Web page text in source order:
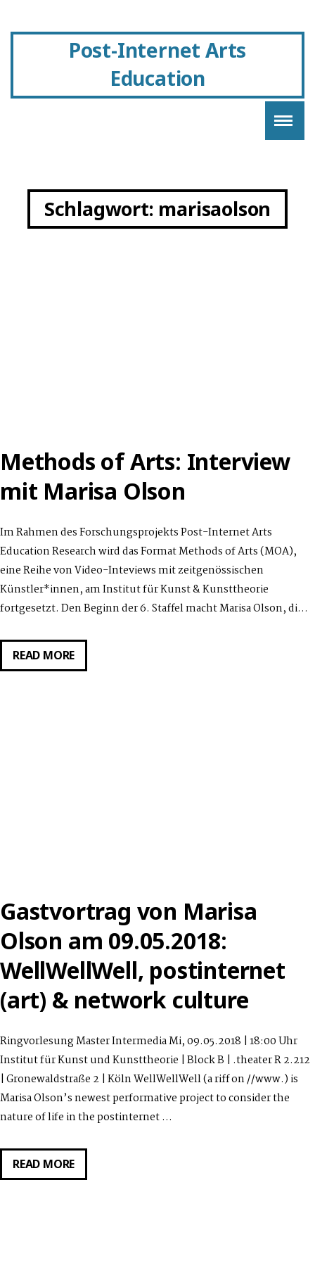
Post-Internet Arts
Education
Schlagwort: marisaolson
Methods of Arts: Interview
mit Marisa Olson
Im Rahmen des Forschungsprojekts Post-Internet Arts
Education Research wird das Format Methods of Arts (MOA),
eine Reihe von Video-Inteviews mit zeitgenössischen
Künstler*innen, am Institut für Kunst & Kunsttheorie
fortgesetzt. Den Beginn der 6. Staffel macht Marisa Olson, di…
READ MOREMETHODS
OF
Gastvortrag von Marisa
Olson am 09.05.2018:
WellWellWell, postinternet
(art) & network culture
Ringvorlesung Master Intermedia Mi, 09.05.2018 | 18:00 Uhr
Institut für Kunst und Kunsttheorie | Block B | .theater R 2.212
| Gronewaldstraße 2 | Köln WellWellWell (a riff on //www.) is
Marisa Olson’s newest performative project to consider the
nature of life in the postinternet …
READ MOREGASTVORTRAG
VON